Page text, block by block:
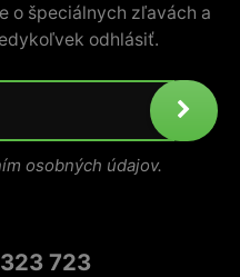
o špeciálnych zľavách a
odhlásiť.
osobných údajov.
723